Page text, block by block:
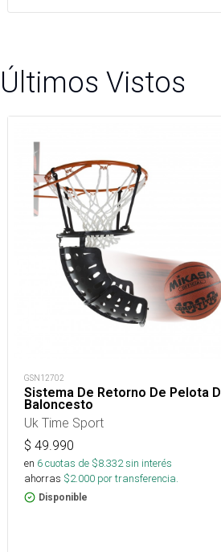
Últimos Vistos
GSN12702
Sistema De Retorno De Pelota
Baloncesto
Uk Time Sport
$ 49.990
en 6cuotas de $8.332sin interés
ahorras $2.000 por transferencia.
Disponible